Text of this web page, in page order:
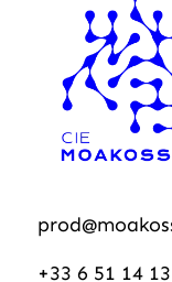
+33 6 51 14